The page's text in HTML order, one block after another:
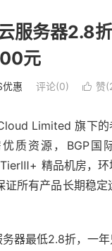
服务器2.8
元
优惠 评论(0)  赞(
Limited 旗下的
质资源，BGP国
精品机房，
所有产品长期稳
器最低2.8折，一